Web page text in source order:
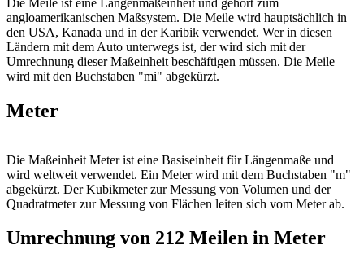
angloamerikanischen Maßsystem. Die Meile wird hauptsächlich in
den USA, Kanada und in der Karibik verwendet. Wer in diesen
Ländern mit dem Auto unterwegs ist, der wird sich mit der
Umrechnung dieser Maßeinheit beschäftigen müssen. Die Meile
wird mit den Buchstaben "mi" abgekürzt.
Meter
Die Maßeinheit Meter ist eine Basiseinheit für Längenmaße und
wird weltweit verwendet. Ein Meter wird mit dem Buchstaben "m"
abgekürzt. Der Kubikmeter zur Messung von Volumen und der
Quadratmeter zur Messung von Flächen leiten sich vom Meter ab.
Umrechnung von 212 Meilen in Meter